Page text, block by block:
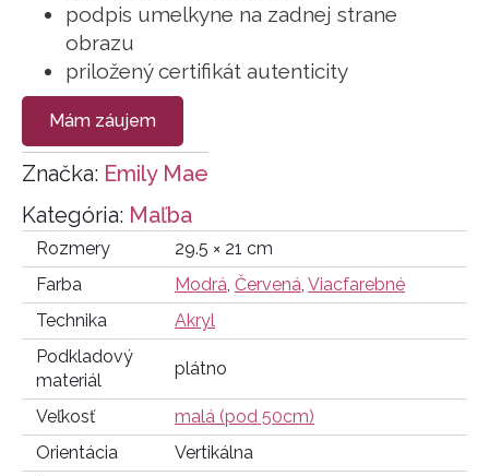
podpis umelkyne na zadnej strane
obrazu
priložený certifikát autenticity
Mám záujem
Kategória: Maľba
Značka: Emily Mae
Rozmery
29.5 × 21 cm
Farba
Modrá Červená Viacfarebné
Technika
Akryl
Podkladový
materiál
plátno
Veľkosť
malá (pod 50cm)
Orientácia
Vertikálna